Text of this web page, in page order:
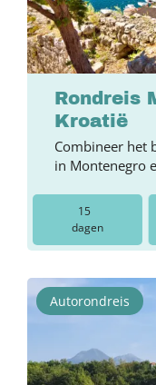
Rondreis
Kroatië
Combineer het
in Montenegro
15
dagen
Autorondreis